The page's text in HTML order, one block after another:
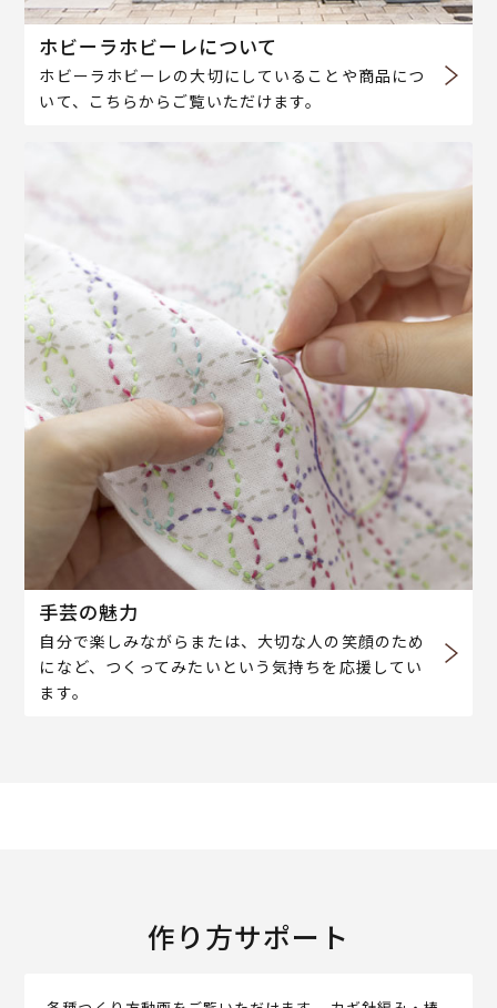
ホビーラホビーレについて
ホビーラホビーレの大切にしていることや商品につ
いて、こちらからご覧いただけます。
手芸の魅力
自分で楽しみながらまたは、大切な人の笑顔のため
になど、つくってみたいという気持ちを応援してい
ます。
作り方サポート